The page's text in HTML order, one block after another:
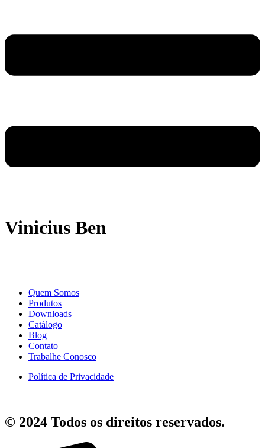
Vinicius Ben
Quem Somos
Produtos
Downloads
Catálogo
Blog
Contato
Trabalhe Conosco
Política de Privacidade
© 2024 Todos os direitos reservados.